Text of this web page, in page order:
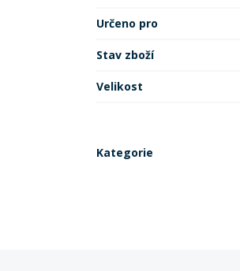
Určeno pro
Stav zboží
Velikost
Kategorie